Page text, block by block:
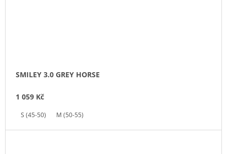
SMILEY 3.0 GREY HORSE
1 059 Kč
S (45-50) M (50-55)